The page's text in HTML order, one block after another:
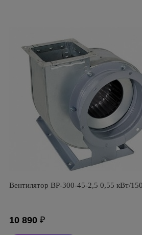
Вентилятор ВР-300-45-2,5 0,55 кВт/
10 890 ₽